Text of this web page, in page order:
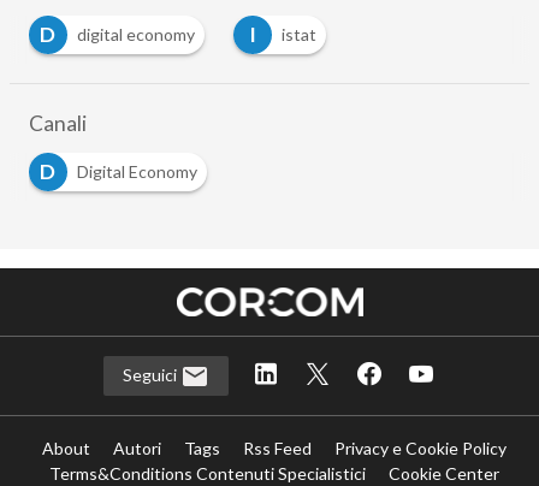
D
digital economy I
istat
Canali
D
Digital Economy
Seguici
About Autori Tags Rss Feed
Privacy e Cookie Policy
Terms&Conditions Contenuti Specialistici
Cookie Center